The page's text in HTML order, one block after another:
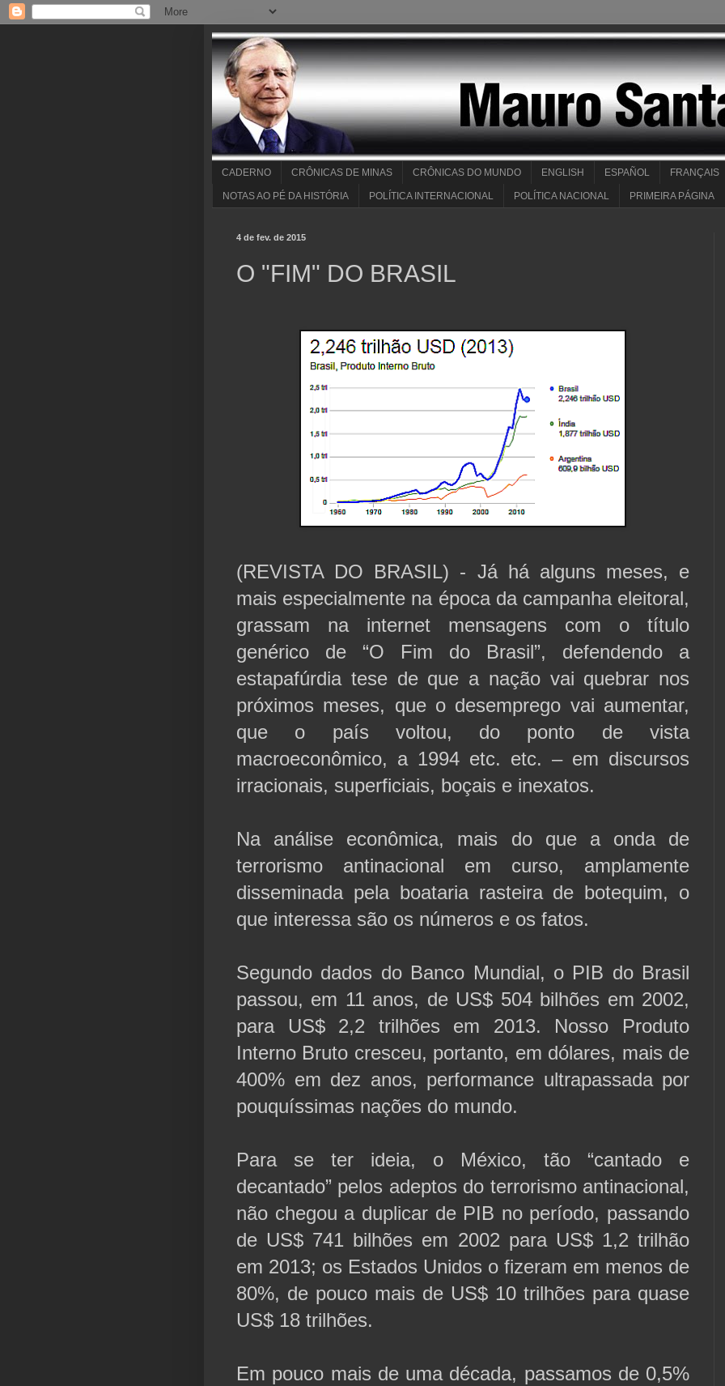
CADERNO CRÔNICAS DE MINAS CRÔNICAS DO MUNDO ENGLISH ESPAÑOL FRANÇAIS
NOTAS AO PÉ DA HISTÓRIA POLÍTICA INTERNACIONAL POLÍTICA NACIONAL PRIMEIRA PÁGINA
4 de fev. de 2015
O "FIM" DO BRASIL
(REVISTA DO BRASIL) - Já há alguns meses, e
mais especialmente na época da campanha eleitoral,
grassam na internet mensagens com o título
genérico de “O Fim do Brasil”, defendendo a
estapafúrdia tese de que a nação vai quebrar nos
próximos meses, que o desemprego vai aumentar,
que o país voltou, do ponto de vista
macroeconômico, a 1994 etc. etc. – em discursos
irracionais, superficiais, boçais e inexatos.
Na análise econômica, mais do que a onda de
terrorismo antinacional em curso, amplamente
disseminada pela boataria rasteira de botequim, o
que interessa são os números e os fatos.
Segundo dados do Banco Mundial, o PIB do Brasil
passou, em 11 anos, de US$ 504 bilhões em 2002,
para US$ 2,2 trilhões em 2013. Nosso Produto
Interno Bruto cresceu, portanto, em dólares, mais de
400% em dez anos, performance ultrapassada por
pouquíssimas nações do mundo.
Para se ter ideia, o México, tão “cantado e
decantado” pelos adeptos do terrorismo antinacional,
não chegou a duplicar de PIB no período, passando
de US$ 741 bilhões em 2002 para US$ 1,2 trilhão
em 2013; os Estados Unidos o fizeram em menos de
80%, de pouco mais de US$ 10 trilhões para quase
US$ 18 trilhões.
Em pouco mais de uma década, passamos de 0,5%